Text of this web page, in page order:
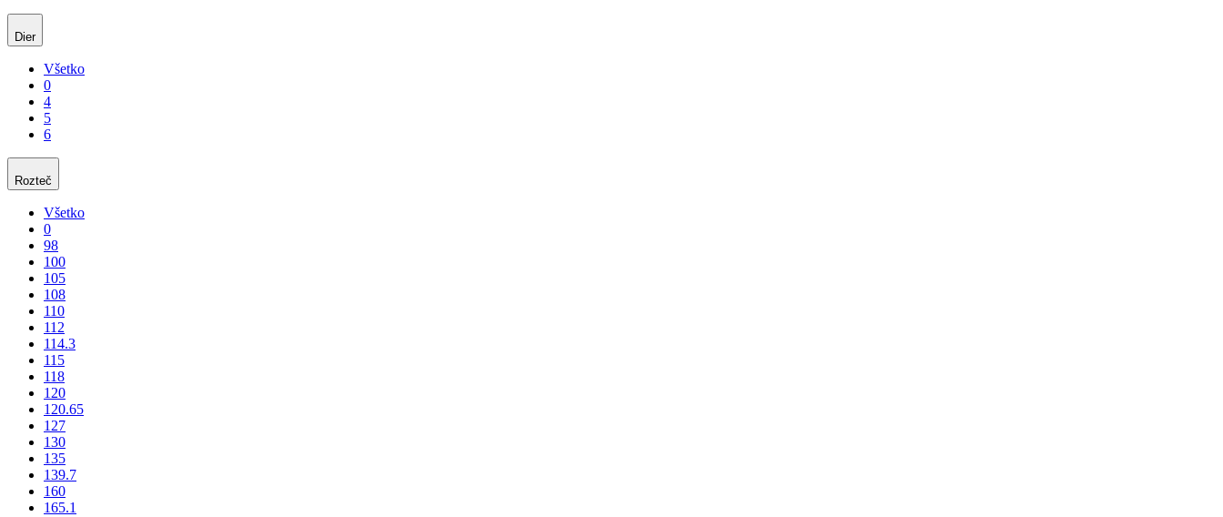
Dier
Všetko
0
4
5
6
Rozteč
Všetko
0
98
100
105
108
110
112
114.3
115
118
120
120.65
127
130
135
139.7
160
165.1